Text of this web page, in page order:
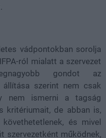
vádpontokban sorolja
ról mialatt a szervezet
gondot az
szerint nem csak
nem ismerni a tagság
kritériumait, de abban is,
és mivel
szervezetként működnek,